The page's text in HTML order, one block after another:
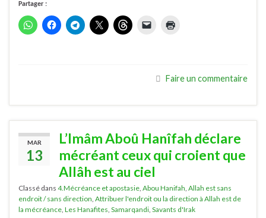
Partager :
Faire un commentaire
MAR
13
L’Imâm Aboû Hanîfah déclare
mécréant ceux qui croient que
Allâh est au ciel
Classé dans 4.Mécréance et apostasie, Abou Hanifah, Allah est sans
endroit / sans direction, Attribuer l'endroit ou la direction à Allah est de
la mécréance, Les Hanafites, Samarqandi, Savants d'Irak